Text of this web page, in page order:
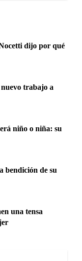
dijo por qué
trabajo a
niño o niña: su
bendición de su
una tensa